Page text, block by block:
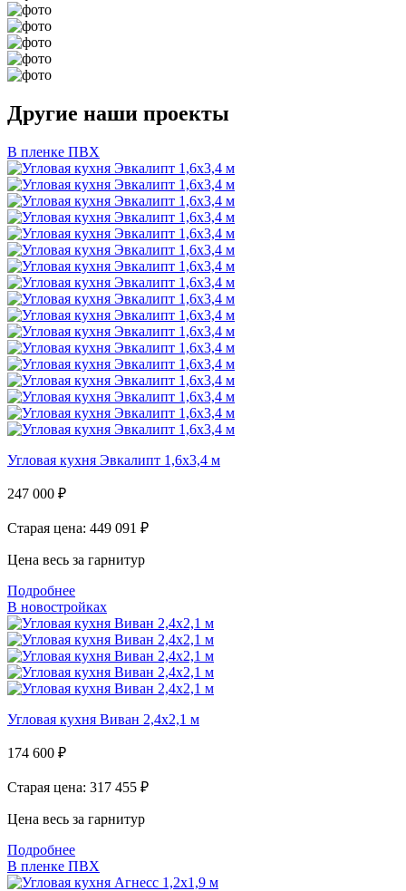
Другие наши проекты
В пленке ПВХ
Угловая кухня Эвкалипт 1,6х3,4 м
247 000 ₽
Старая цена: 449 091 ₽
Цена весь за гарнитур
Подробнее
В новостройках
Угловая кухня Виван 2,4х2,1 м
174 600 ₽
Старая цена: 317 455 ₽
Цена весь за гарнитур
Подробнее
В пленке ПВХ